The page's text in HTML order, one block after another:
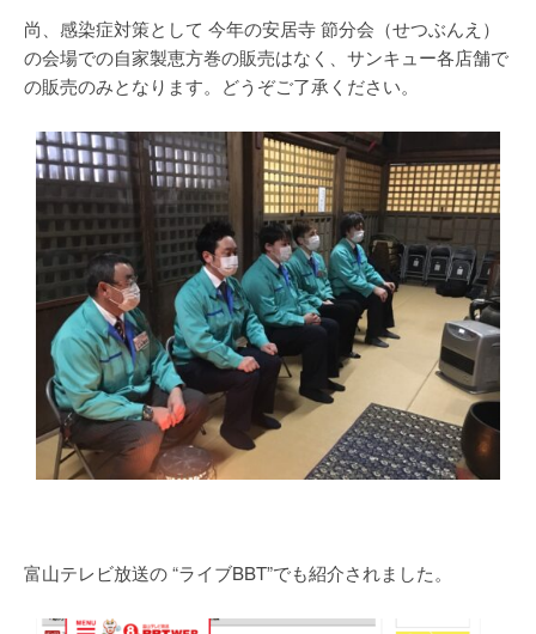
尚、感染症対策として 今年の安居寺 節分会（せつぶんえ）
の会場での自家製恵方巻の販売はなく、サンキュー各店舗で
の販売のみとなります。どうぞご了承ください。
富山テレビ放送の “ライブBBT”でも紹介されました。